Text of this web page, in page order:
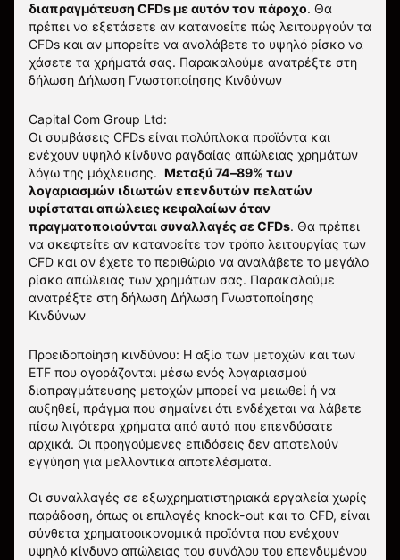
διαπραγμάτευση CFDs με αυτόν τον πάροχο. Θα
πρέπει να εξετάσετε αν κατανοείτε πώς λειτουργούν τα
CFDs και αν μπορείτε να αναλάβετε το υψηλό ρίσκο να
χάσετε τα χρήματά σας. Παρακαλούμε ανατρέξτε στη
δήλωση Δήλωση Γνωστοποίησης Κινδύνων
Capital Com Group Ltd:
Οι συμβάσεις CFDs είναι πολύπλοκα προϊόντα και
ενέχουν υψηλό κίνδυνο ραγδαίας απώλειας χρημάτων
λόγω της μόχλευσης. Μεταξύ 74–89% των
λογαριασμών ιδιωτών επενδυτών πελατών
υφίσταται απώλειες κεφαλαίων όταν
πραγματοποιούνται συναλλαγές σε CFDs. Θα πρέπει
να σκεφτείτε αν κατανοείτε τον τρόπο λειτουργίας των
CFD και αν έχετε το περιθώριο να αναλάβετε το μεγάλο
ρίσκο απώλειας των χρημάτων σας. Παρακαλούμε
ανατρέξτε στη δήλωση Δήλωση Γνωστοποίησης
Κινδύνων
Προειδοποίηση κινδύνου: Η αξία των μετοχών και των
ETF που αγοράζονται μέσω ενός λογαριασμού
διαπραγμάτευσης μετοχών μπορεί να μειωθεί ή να
αυξηθεί, πράγμα που σημαίνει ότι ενδέχεται να λάβετε
πίσω λιγότερα χρήματα από αυτά που επενδύσατε
αρχικά. Οι προηγούμενες επιδόσεις δεν αποτελούν
εγγύηση για μελλοντικά αποτελέσματα.
Οι συναλλαγές σε εξωχρηματιστηριακά εργαλεία χωρίς
παράδοση, όπως οι επιλογές knock-out και τα CFD, είναι
σύνθετα χρηματοοικονομικά προϊόντα που ενέχουν
υψηλό κίνδυνο απώλειας του συνόλου του επενδυμένου